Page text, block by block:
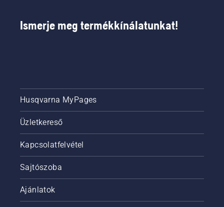
Ismerje meg termékkínálatunkat!
Husqvarna MyPages
Üzletkereső
Kapcsolatfelvétel
Sajtószoba
Ajánlatok